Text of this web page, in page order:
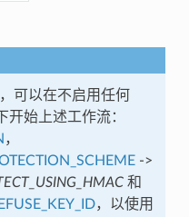
可以在不启用任何
开始上述工作流：
，
->
和
，以使用